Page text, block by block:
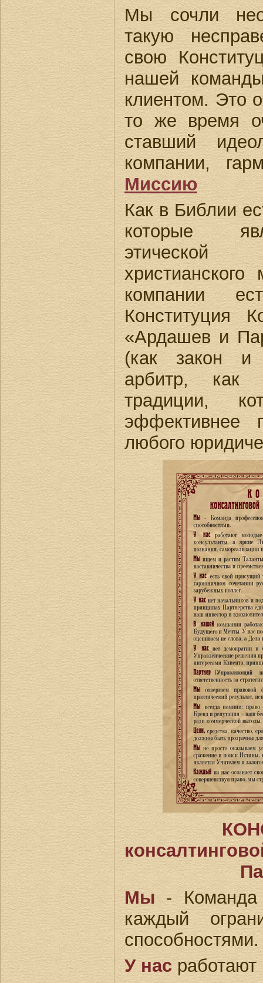
Мы сочли
такую
свою
нашей
клиентом. Это
то же время
ставший
компании,
Миссию
Как в Библии
которые
компании
Конституция
«Ардашев и
(как закон и
арбитр, как
традиции,
эффективнее
любого
Мы- Команда
каждый
способностями.
У нас